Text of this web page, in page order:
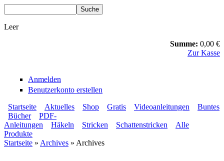
Leer
Summe: 0,00 €
Zur Kasse
Anmelden
Benutzerkonto erstellen
BLUMENBUNT VERLAG
Sekundärmenü
Startseite Aktuelles Shop Gratis Videoanleitungen Buntes
Hauptmenü
Bücher
PDF-
Anleitungen
Häkeln Stricken Schattenstricken
Alle
Produkte
Startseite » Archives » Archives